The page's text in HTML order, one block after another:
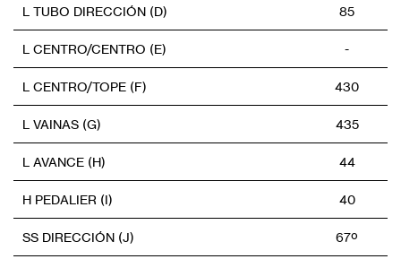
L TUBO DIRECCIÓN (D) 85
L CENTRO/CENTRO (E) -
L CENTRO/TOPE (F) 430
L VAINAS (G) 435
L AVANCE (H) 44
H PEDALIER (I) 40
SS DIRECCIÓN (J) 67º